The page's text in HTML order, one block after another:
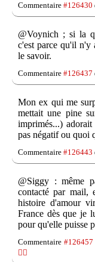
Commentaire #126430
@Voynich ; si la
c'est parce qu'il n'y
le savoir.
Commentaire #126437
Mon ex qui me
mettait une pine
imprimés...)
pas négatif ou quoi
Commentaire #126443
@Siggy : même
contacté par mail,
histoire d'amour
France dès que je
pour qu'elle puisse
Commentaire#126457
👎🏽